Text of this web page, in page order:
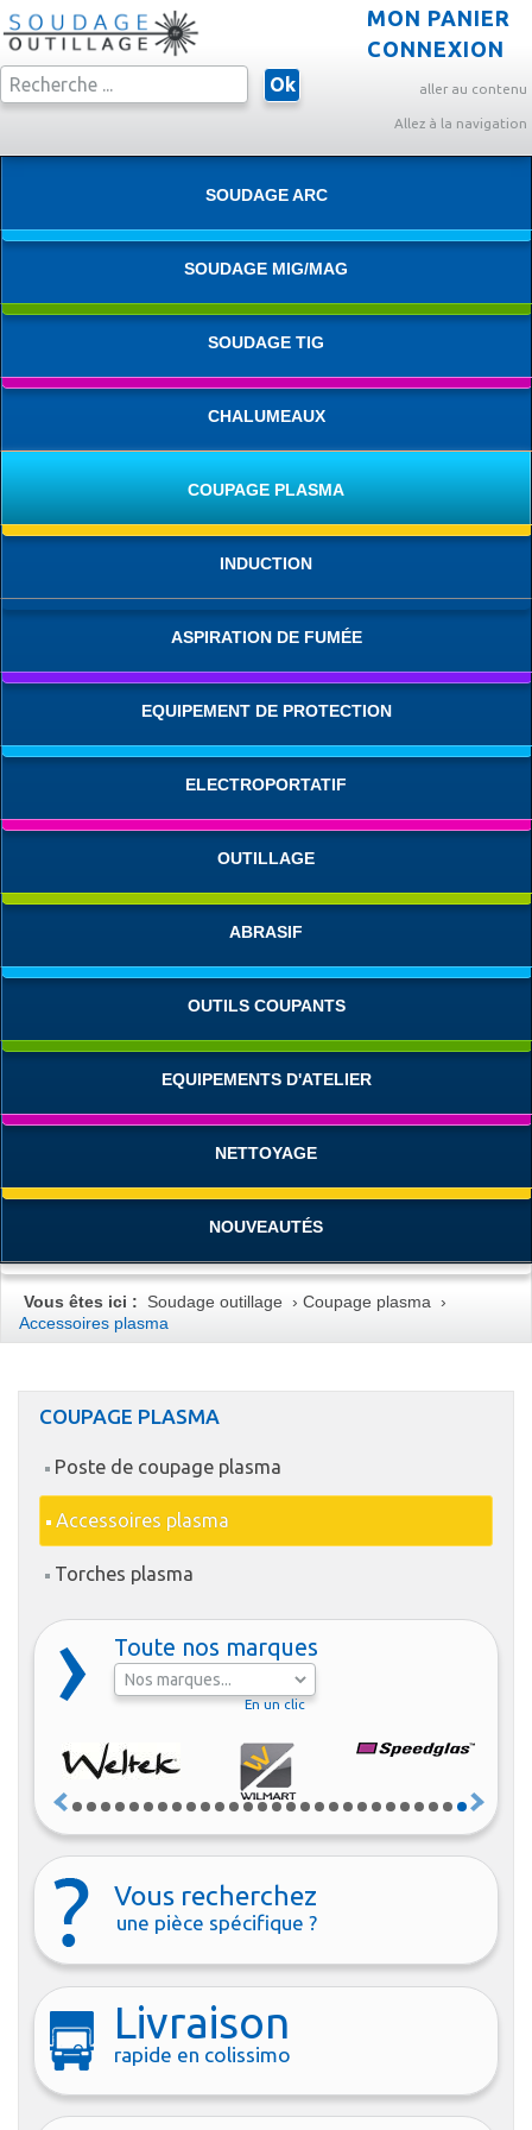
aller au contenu
Allez à la navigation
CONNEXION
MON PANIER
Ok
SOUDAGE ARC
SOUDAGE MIG/MAG
SOUDAGE TIG
CHALUMEAUX
COUPAGE PLASMA
INDUCTION
ASPIRATION DE FUMÉE
EQUIPEMENT DE PROTECTION
ELECTROPORTATIF
OUTILLAGE
ABRASIF
OUTILS COUPANTS
EQUIPEMENTS D'ATELIER
NETTOYAGE
NOUVEAUTÉS
Vous êtes ici : Soudage outillage ›Coupage plasma ›
Accessoires plasma
COUPAGE PLASMA
Poste de coupage plasma
Accessoires plasma
Torches plasma
Toute nos marques
En un clic
Vous recherchez
une pièce spécifique ?
Livraison
rapide en colissimo